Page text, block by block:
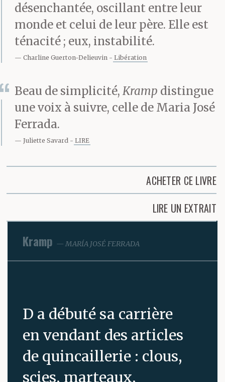
désenchantée, oscillant entre leur
monde et celui de leur père. Elle est
ténacité ; eux, instabilité.
Charline Guerton-Delieuvin Libération
Beau de simplicité, Kramp distingue
une voix à suivre, celle de Maria José
Ferrada.
Juliette Savard LIRE
ACHETER CE LIVRE
LIRE UN EXTRAIT
Kramp MARÍA JOSÉ FERRADA
D a débuté sa carrière
en vendant des articles
de quincaillerie : clous,
scies, marteaux,